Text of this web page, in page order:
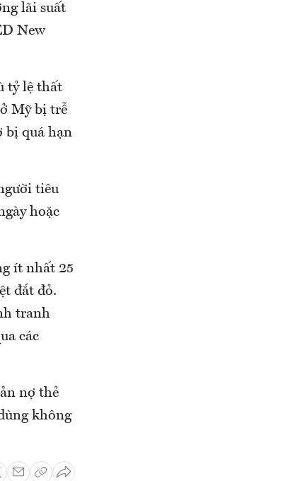
lãi suất
New
tỷ lệ thất
Mỹ bị trễ
bị quá hạn
tiêu
hoặc
ít nhất 25
đắt đỏ.
tranh
các
nợ thẻ
không